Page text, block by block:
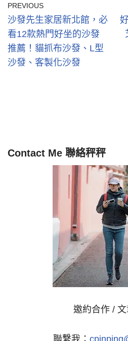
PREVIOUS
沙發先生家居新北館，必
看12款熱門好坐的沙發
推薦！貓抓布沙發、L型
沙發、客製化沙發
Contact Me 聯絡秤秤
邀約合作 /